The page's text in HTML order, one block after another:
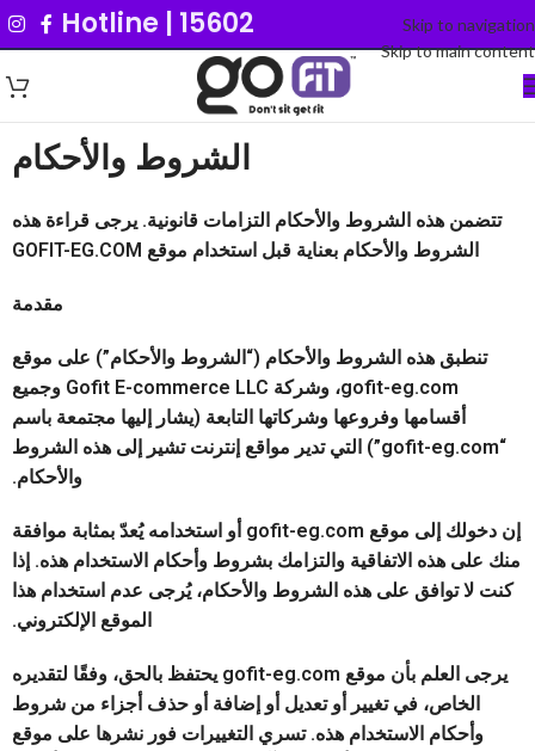
Skip to navigation
Skip to main content
Hotline | 15602
الشروط والأحكام
تتضمن هذه الشروط والأحكام التزامات قانونية. يرجى قراءة هذه
الشروط والأحكام بعناية قبل استخدام موقع GOFIT-EG.COM
مقدمة
تنطبق هذه الشروط والأحكام (“الشروط والأحكام”) على موقع
gofit-eg.com، وشركة Gofit E-commerce LLC وجميع
أقسامها وفروعها وشركاتها التابعة (يشار إليها مجتمعة باسم
“gofit-eg.com”) التي تدير مواقع إنترنت تشير إلى هذه الشروط
والأحكام.
إن دخولك إلى موقع gofit-eg.com أو استخدامه يُعدّ بمثابة موافقة
منك على هذه الاتفاقية والتزامك بشروط وأحكام الاستخدام هذه. إذا
كنت لا توافق على هذه الشروط والأحكام، يُرجى عدم استخدام هذا
الموقع الإلكتروني.
يرجى العلم بأن موقع gofit-eg.com يحتفظ بالحق، وفقًا لتقديره
الخاص، في تغيير أو تعديل أو إضافة أو حذف أجزاء من شروط
وأحكام الاستخدام هذه. تسري التغييرات فور نشرها على موقع